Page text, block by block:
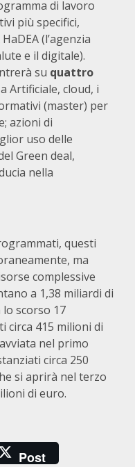
di lavoro
più specifici,
(l’agenzia
e il digitale).
su quattro
Artificiale, cloud, i
(master) per
azioni di
uso delle
Green deal,
nella
questi
ma
complessive
a 1,38 miliardi di
scorso 17
circa 415 milioni di
nel primo
circa 250
si aprirà nel terzo
di euro.
Post